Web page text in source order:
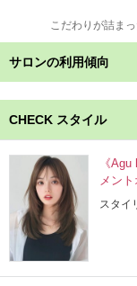
こだわりが詰ま
サロンの利用傾向
CHECK スタイル
《
メン
スタイ